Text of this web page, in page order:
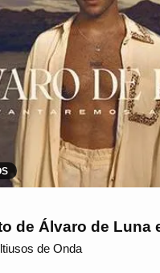
de Álvaro de Luna
de Onda